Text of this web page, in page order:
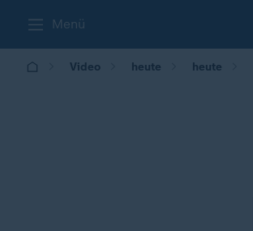
Menü
Video heute heute